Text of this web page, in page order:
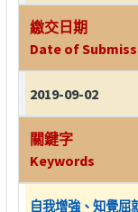
繳交日期
Date of
2019-09-02
關鍵字
Keywords
自我增強、知覺屈